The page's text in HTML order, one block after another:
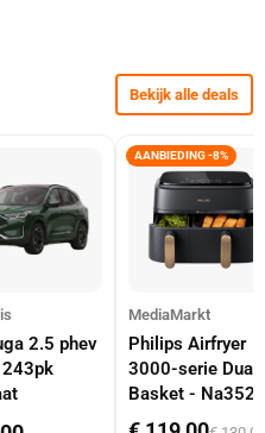
Bekijk alle deals
2.5 phev
243pk
AANBIEDING -8%
MediaMarkt
Philips Airfryer
3000-serie Dual
Basket -
Dubbele Mand 9